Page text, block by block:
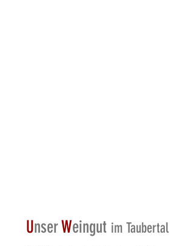
UnserWeingut im Taubertal